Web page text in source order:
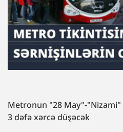
Metronun "28 May"-"Nizami"
3 dəfə xərcə düşəcək